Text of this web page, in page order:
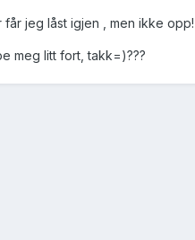
får jeg låst igjen , men ikke opp!
meg litt fort, takk=)???